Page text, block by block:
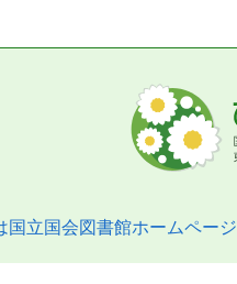
国立国会図書館ホームページ